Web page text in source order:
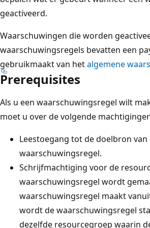
geactiveerd.
Waarschuwingen die worden
waarschuwingsregels bevatten een
gebruikmaakt van hetalgemene
Prerequisites
Als u een waarschuwingsregel wilt
moet u over de volgende
Leestoegang tot de doelbron van
waarschuwingsregel.
Schrijfmachtiging voor de
waarschuwingsregel wordt
waarschuwingsregel maakt
wordt de waarschuwingsregel
dezelfde resourcegroep waarin